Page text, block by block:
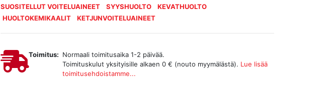
SUOSITELLUT VOITELUAINEET
SYYSHUOLTO
KEVATHUOLTO
HUOLTOKEMIKAALIT
KETJUNVOITELUAINEET
Toimitus: Normaali toimitusaika 1-2 päivää.
Toimituskulut yksityisille alkaen 0 € (nouto myymälästä). Lue lisää
toimitusehdoistamme...